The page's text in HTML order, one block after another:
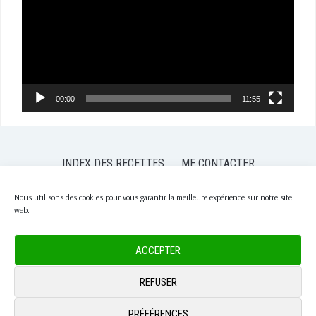
Nous utilisons des cookies pour vous garantir la meilleure expérience sur notre site
web.
ACCEPTER
REFUSER
00:00 11:55
INDEX DES RECETTES
ME CONTACTER
COPYRIGHT © 2026 PASSION NUTRITION